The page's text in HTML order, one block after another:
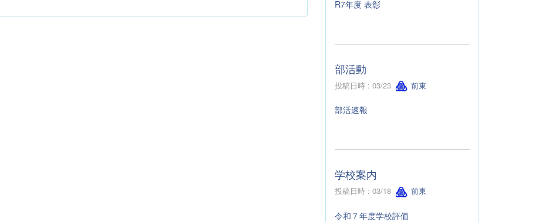
R7年度 表彰
部活動
投稿日時 : 03/23 前東
部活速報
学校案内
投稿日時 : 03/18 前東
令和７年度学校評価